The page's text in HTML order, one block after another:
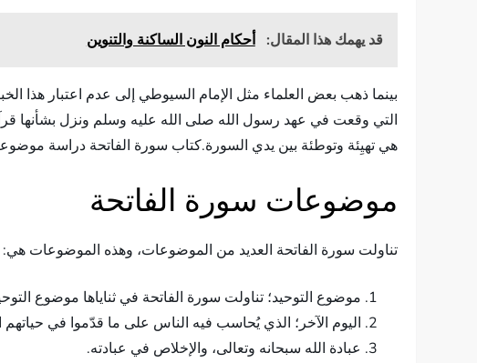
قد يهمك هذا المقال: أحكام النون الساكنة والتنوين
بينما ذهب بعض العلماء مثل الإمام السيوطي إلى عدم اعتبار هذا
التي وقعت في عهد رسول الله صلى الله عليه وسلم ونزل بشأنها
هي تهيِئة وتوطئة بين يدي السورة.كتاب سورة الفاتحة دراسة موضوعية،
موضوعات سورة الفاتحة
تناولت سورة الفاتحة العديد من الموضوعات، وهذه الموضوعات
موضوع التوحيد؛ تناولت سورة الفاتحة في ثناياها موضوع
اليوم الآخر؛ الذي يُحاسب فيه الناس على ما قدّموا في حياتهم
عبادة الله سبحانه وتعالى، والإخلاص في عبادته.